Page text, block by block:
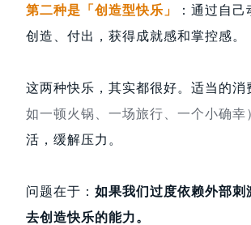
第二种是「创造型快乐」
：通过自己
创造、付出，获得成就感和掌控感。
这两种快乐，其实都很好。适当的消
如一顿火锅、一场旅行、一个小确幸
活，缓解压力。
问题在于： 如果我们过度依赖外部刺
去创造快乐的能力。